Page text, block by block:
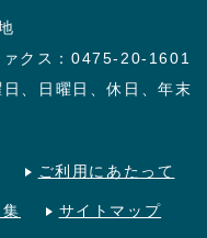
クス：0475-20-1601
、日曜日、休日、年末
ご利用にあたって
集 サイトマップ